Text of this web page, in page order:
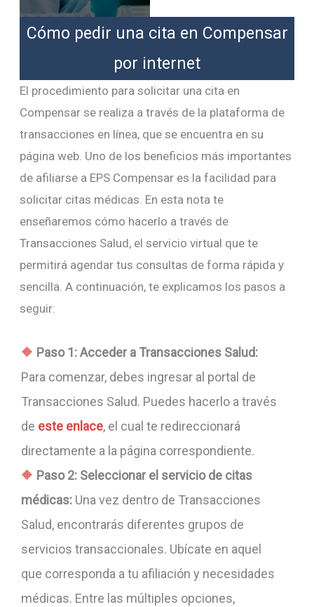
Cómo pedir una cita en Compensar
por internet
El procedimiento para solicitar una cita en
Compensar se realiza a través de la plataforma de
transacciones en línea, que se encuentra en su
página web. Uno de los beneficios más importantes
de afiliarse a EPS Compensar es la facilidad para
solicitar citas médicas. En esta nota te
enseñaremos cómo hacerlo a través de
Transacciones Salud, el servicio virtual que te
permitirá agendar tus consultas de forma rápida y
sencilla. A continuación, te explicamos los pasos a
seguir:
Paso 1: Acceder a Transacciones Salud:
Para comenzar, debes ingresar al portal de
Transacciones Salud. Puedes hacerlo a través
de este enlace, el cual te redireccionará
directamente a la página correspondiente.
Paso 2: Seleccionar el servicio de citas
médicas: Una vez dentro de Transacciones
Salud, encontrarás diferentes grupos de
servicios transaccionales. Ubícate en aquel
que corresponda a tu afiliación y necesidades
médicas. Entre las múltiples opciones,